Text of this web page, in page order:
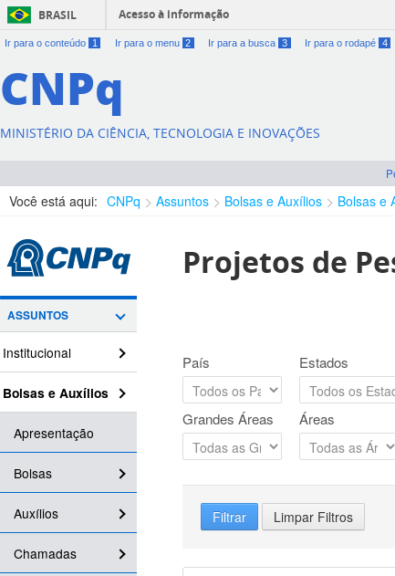
BRASIL Acesso à informação
Ir para o conteúdo 1 Ir para o menu 2 Ir para a busca 3 Ir para o rodapé 4
CNPq
MINISTÉRIO DA CIÊNCIA, TECNOLOGIA E INOVAÇÕES
Você está aqui: CNPq Assuntos Bolsas e Auxílios Bolsas e
ASSUNTOS
Institucional
Bolsas e Auxílios
Apresentação
Bolsas
Auxílios
Chamadas
Projetos de
País Estados
Grandes Áreas Áreas
Filtrar Limpar Filtros